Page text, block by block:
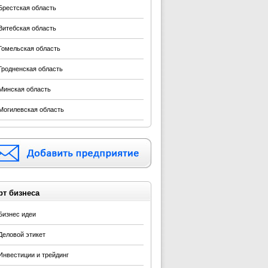
область
область
область
область
область
область
бизнеса
идеи
этикет
и трейдинг